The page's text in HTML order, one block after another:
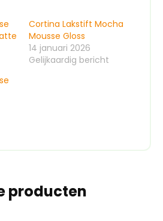
Cortina Lakstift Mocha
Mousse Gloss
14 januari 2026
Gelijkaardig bericht
producten